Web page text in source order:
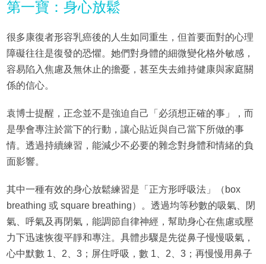
第一寶：身心放鬆
很多康復者形容乳癌後的人生如同重生，但首要面對的心理
障礙往往是復發的恐懼。她們對身體的細微變化格外敏感，
容易陷入焦慮及無休止的擔憂，甚至失去維持健康與家庭關
係的信心。
袁博士提醒，正念並不是強迫自己「必須想正確的事」，而
是學會專注於當下的行動，讓心貼近與自己當下所做的事
情。透過持續練習，能減少不必要的雜念對身體和情緒的負
面影響。
其中一種有效的身心放鬆練習是「正方形呼吸法」（box
breathing 或 square breathing）。透過均等秒數的吸氣、閉
氣、呼氣及再閉氣，能調節自律神經，幫助身心在焦慮或壓
力下迅速恢復平靜和專注。具體步驟是先從鼻子慢慢吸氣，
心中默數 1、2、3；屏住呼吸，數 1、2、3；再慢慢用鼻子